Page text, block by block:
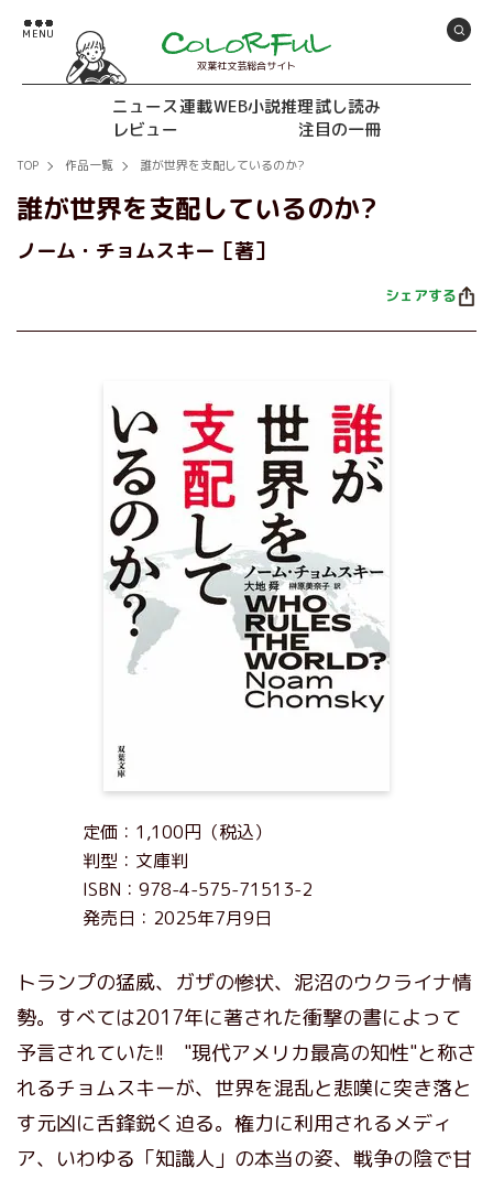
双葉社文芸総合サイト
ニュース連載WEB小説推理試し読み
レビュー
注目の一冊
TOP 作品一覧 誰が世界を支配しているのか?
誰が世界を支配しているのか?
ノーム・チョムスキー［著］
シェアする
定価：1,100円（税込）
判型：文庫判
ISBN：978-4-575-71513-2
発売日：2025年7月9日
トランプの猛威、ガザの惨状、泥沼のウクライナ情
勢。すべては2017年に著された衝撃の書によって
予言されていた!! "現代アメリカ最高の知性"と称さ
れるチョムスキーが、世界を混乱と悲嘆に突き落と
す元凶に舌鋒鋭く迫る。権力に利用されるメディ
ア、いわゆる「知識人」の本当の姿、戦争の陰で甘